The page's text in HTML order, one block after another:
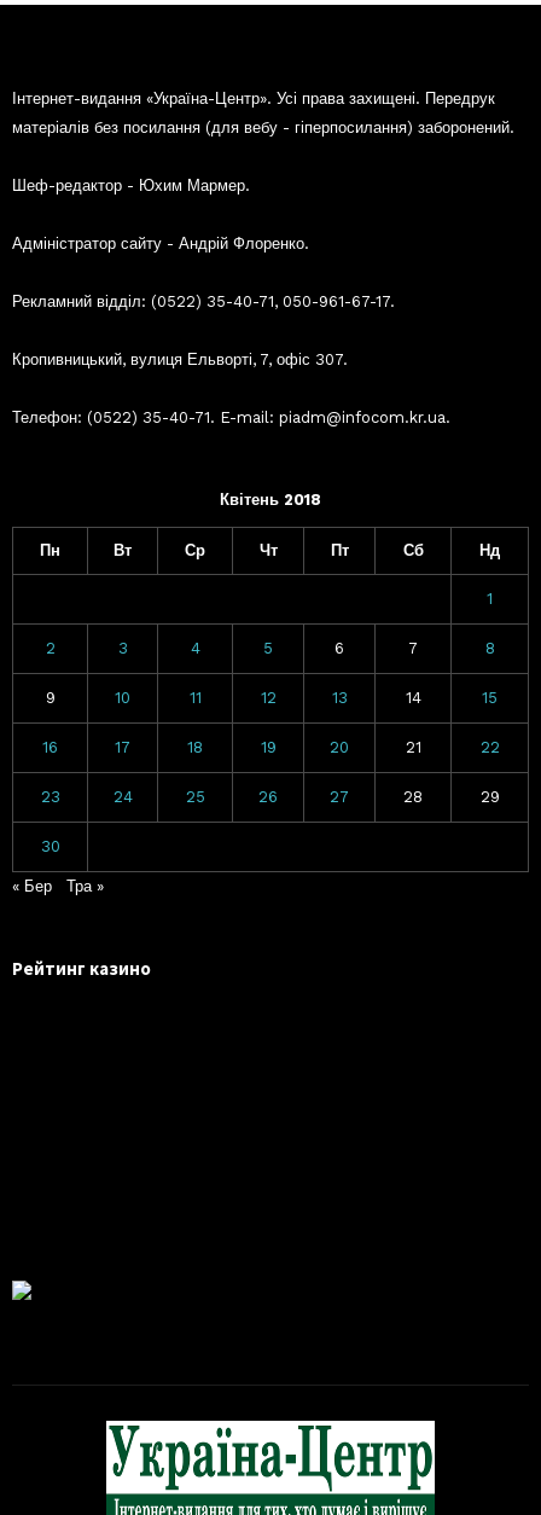
Інтернет-видання «Україна-Центр». Усі права захищені. Передрук
матеріалів без посилання (для вебу - гіперпосилання) заборонений.
Шеф-редактор - Юхим Мармер.
Адміністратор сайту - Андрій Флоренко.
Рекламний відділ: (0522) 35-40-71, 050-961-67-17.
Кропивницький, вулиця Ельворті, 7, офіс 307.
Телефон: (0522) 35-40-71. E-mail: piadm@infocom.kr.ua.
Квітень 2018
Пн Вт Ср Чт Пт Сб Нд
1
2 3 4 5 6 7 8
9 10 11 12 13 14 15
16 17 18 19 20 21 22
23 24 25 26 27 28 29
30
« Бер Тра »
Рейтинг казино